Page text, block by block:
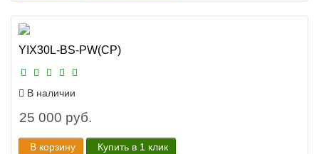
YIX30L-BS-PW(CP)
В наличии
25 000 руб.
В корзину Купить в 1 клик